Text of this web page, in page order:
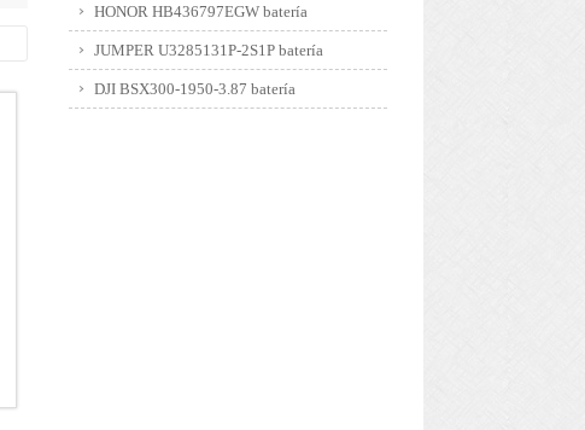
HONOR HB436797EGW batería
JUMPER U3285131P-2S1P batería
DJI BSX300-1950-3.87 batería